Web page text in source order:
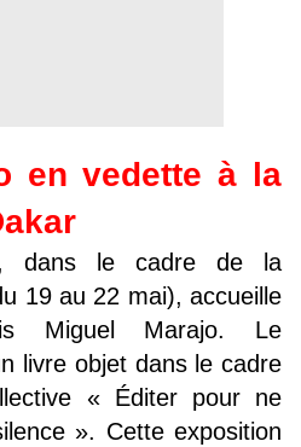
en vedette à la
dans le cadre de la
19 au 22 mai), accueille
Miguel Marajo. Le
livre objet dans le cadre
« Éditer pour ne
». Cette exposition